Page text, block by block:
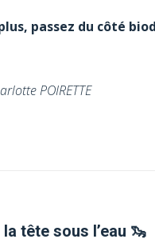
passez du côté
POIRETTE
tête sous l’eau 🦦